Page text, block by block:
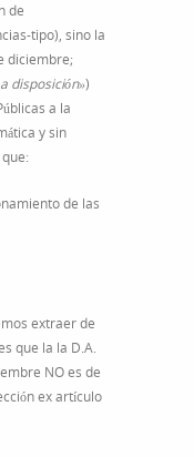
de
tipo), sino la
diciembre;
disposición»)
a la
y sin
de las
extraer de
que la la D.A.
NO es de
ex artículo